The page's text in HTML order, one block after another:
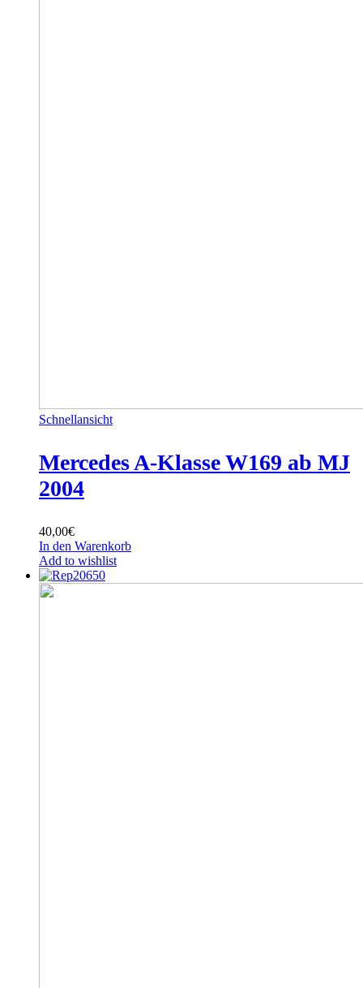
Schnellansicht
Mercedes A-Klasse W169 ab MJ
2004
40,00€
In den Warenkorb
Add to wishlist